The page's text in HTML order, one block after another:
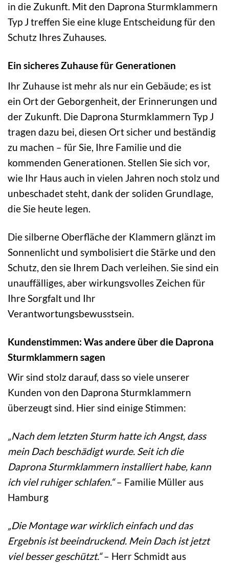
in die Zukunft. Mit den Daprona Sturmklammern
Typ J treffen Sie eine kluge Entscheidung für den
Schutz Ihres Zuhauses.
Ein sicheres Zuhause für Generationen
Ihr Zuhause ist mehr als nur ein Gebäude; es ist
ein Ort der Geborgenheit, der Erinnerungen und
der Zukunft. Die Daprona Sturmklammern Typ J
tragen dazu bei, diesen Ort sicher und beständig
zu machen – für Sie, Ihre Familie und die
kommenden Generationen. Stellen Sie sich vor,
wie Ihr Haus auch in vielen Jahren noch stolz und
unbeschadet steht, dank der soliden Grundlage,
die Sie heute legen.
Die silberne Oberfläche der Klammern glänzt im
Sonnenlicht und symbolisiert die Stärke und den
Schutz, den sie Ihrem Dach verleihen. Sie sind ein
unauffälliges, aber wirkungsvolles Zeichen für
Ihre Sorgfalt und Ihr
Verantwortungsbewusstsein.
Kundenstimmen: Was andere über die Daprona
Sturmklammern sagen
Wir sind stolz darauf, dass so viele unserer
Kunden von den Daprona Sturmklammern
überzeugt sind. Hier sind einige Stimmen:
„Nach dem letzten Sturm hatte ich Angst, dass
mein Dach beschädigt wurde. Seit ich die
Daprona Sturmklammern installiert habe, kann
ich viel ruhiger schlafen.“– Familie Müller aus
Hamburg
„Die Montage war wirklich einfach und das
Ergebnis ist beeindruckend. Mein Dach ist jetzt
viel besser geschützt.“– Herr Schmidt aus